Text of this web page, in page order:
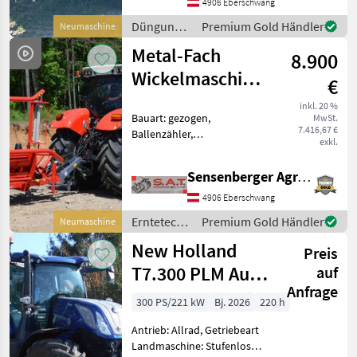
Neumaschine
Streuwerk horizontal mit 2
Streuwalzen
Düngung
und
Beregnung
/ Metal-
Fach
Premium Gold Händler
Neumaschine
Metal-Fach
Wickelmaschine
8.900
€
inkl. 20 %
MwSt.
7.416,67 €
exkl.
Bauart: gezogen,
Ballenzähler,
Ballenwickelgerät
Metalfach -Z 577 -
Seitenlader -Fahrwerk mit
Schwenkrad -Folienbreite
500 und 750 mm
Sensenberger Agrar-Technik
4906 Eberschwang
Erntetechnik
Grünland /
Metal-Fach
Premium Gold Händler
New Holland
T7.300 PLM Auto
Command
Preis
auf
Anfrage
300 PS/221 kW Bj. 2026
220 h
Antrieb: Allrad, Getriebeart
Landmaschine: Stufenloses